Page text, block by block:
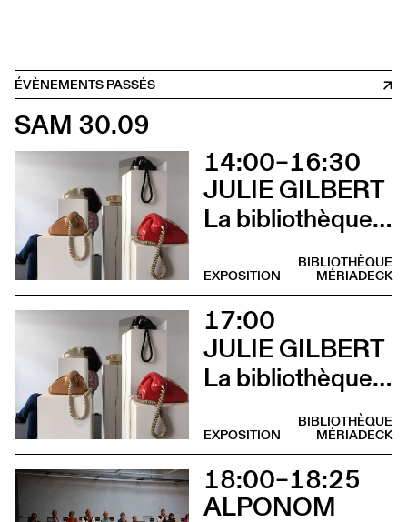
ÉVÈNEMENTS PASSÉS
SAM 30.09
14:00–16:30
JULIE GILBERT
La bibliothèque sonore des femmes (Atelier d’écriture par Julie Gilbert)
BIBLIOTHÈQUE
MÉRIADECK
EXPOSITION
17:00
JULIE GILBERT
La bibliothèque sonore des femmes (Vernissage)
BIBLIOTHÈQUE
MÉRIADECK
EXPOSITION
18:00–18:25
ALPONOM